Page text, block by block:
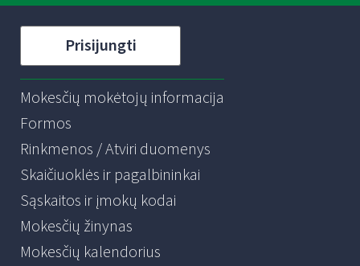
Prisijungti
Mokesčių mokėtojų informacija
Formos
Rinkmenos / Atviri duomenys
Skaičiuoklės ir pagalbininkai
Sąskaitos ir įmokų kodai
Mokesčių žinynas
Mokesčių kalendorius